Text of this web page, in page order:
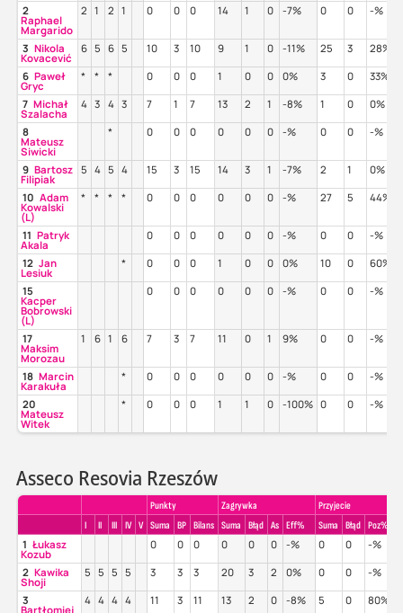
2
Raphael
Margarido
2 1 2 1 0 0 0 14 1 0 -7% 0 0 -%
3 Nikola
Kovacević
6 5 6 5 10 3 10 9 1 0 -11% 25 3 28%
6 Paweł
Gryc
* * * 0 0 0 1 0 0 0% 3 0 33%
7 Michał
Szalacha
4 3 4 3 7 1 7 13 2 1 -8% 1 0 0%
8
Mateusz
Siwicki
* 0 0 0 0 0 0 -% 0 0 -%
9 Bartosz
Filipiak
5 4 5 4 15 3 15 14 3 1 -7% 2 1 0%
10 Adam
Kowalski
(L)
* * * * 0 0 0 0 0 0 -% 27 5 44%
11 Patryk
Akala
0 0 0 0 0 0 -% 0 0 -%
12 Jan
Lesiuk
* 0 0 0 1 0 0 0% 10 0 60%
15
Kacper
Bobrowski
(L)
0 0 0 0 0 0 -% 0 0 -%
17
Maksim
Morozau
1 6 1 6 7 3 7 11 0 1 9% 0 0 -%
18 Marcin
Karakuła
* 0 0 0 0 0 0 -% 0 0 -%
20
Mateusz
Witek
* 0 0 0 1 1 0 -100% 0 0 -%
Asseco Resovia Rzeszów
Punkty Zagrywka
Przyjecie
I
II III IV V Suma BP Bilans Suma Błąd As Eff% Suma Błąd Poz%
1 Łukasz
Kozub
0 0 0 0 0 0 -% 0 0 -%
2 Kawika
Shoji
5 5 5 5 3 3 3 20 3 2 0% 0 0 -%
3
Bartłomiej
4 4 4 4 11 3 11 13 2 0 -8% 5 0 80%